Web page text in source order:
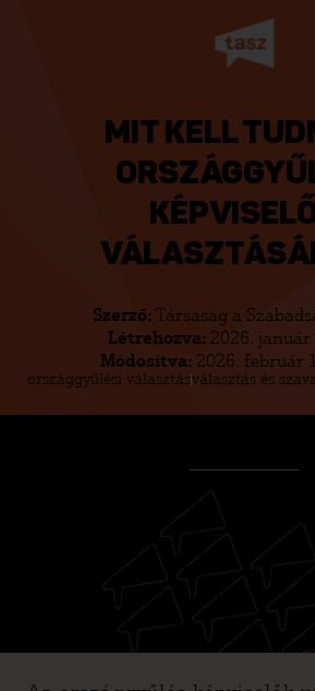
MIT KELL
Szerző: Társaság a
Létrehozva: 2026. január
Módosítva: 2026. február
országgyűlési választásválasztás és